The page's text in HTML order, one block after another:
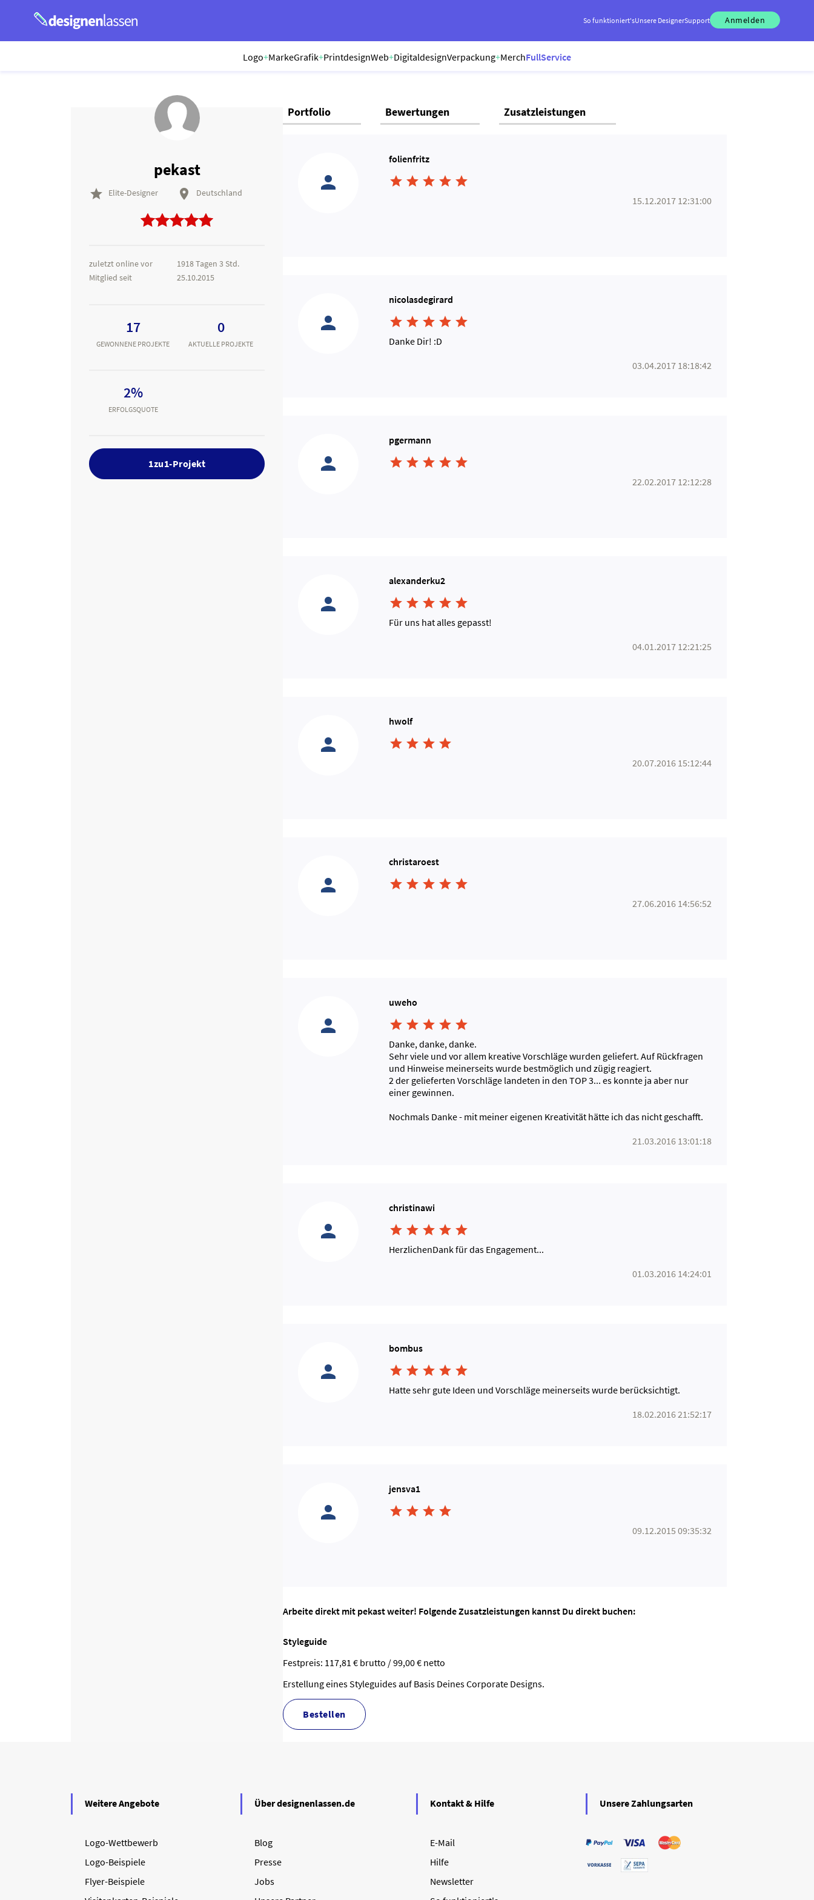
So funktioniert'sUnsere DesignerSupport Anmelden
Logo+MarkeGrafik+PrintdesignWeb+DigitaldesignVerpackung+MerchFullService
pekast
 Elite-Designer  Deutschland
zuletzt online vor
1918 Tagen 3 Std.
Mitglied seit
25.10.2015
17
GEWONNENE PROJEKTE
0
AKTUELLE PROJEKTE
2%
ERFOLGSQUOTE
1zu1-Projekt
Portfolio Bewertungen Zusatzleistungen
folienfritz
    
15.12.2017 12:31:00
nicolasdegirard
    
Danke Dir! :D
03.04.2017 18:18:42
pgermann
    
22.02.2017 12:12:28
alexanderku2
    
Für uns hat alles gepasst!
04.01.2017 12:21:25
hwolf
   
20.07.2016 15:12:44
christaroest
    
27.06.2016 14:56:52
uweho
    
Danke, danke, danke.
Sehr viele und vor allem kreative Vorschläge wurden geliefert. Auf Rückfragen
und Hinweise meinerseits wurde bestmöglich und zügig reagiert.
2 der gelieferten Vorschläge landeten in den TOP 3... es konnte ja aber nur
einer gewinnen.
Nochmals Danke - mit meiner eigenen Kreativität hätte ich das nicht geschafft.
21.03.2016 13:01:18
christinawi
    
HerzlichenDank für das Engagement...
01.03.2016 14:24:01
bombus
    
Hatte sehr gute Ideen und Vorschläge meinerseits wurde berücksichtigt.
18.02.2016 21:52:17
jensva1
   
09.12.2015 09:35:32
Arbeite direkt mit pekast weiter! Folgende Zusatzleistungen kannst Du direkt buchen:
Styleguide
Festpreis: 117,81 € brutto / 99,00 € netto
Erstellung eines Styleguides auf Basis Deines Corporate Designs.
bestellen
Weitere Angebote
Logo-Wettbewerb
Logo-Beispiele
Flyer-Beispiele
Über designenlassen.de
Blog
Presse
Jobs
Kontakt & Hilfe
E-Mail
Hilfe
Newsletter
Unsere Zahlungsarten